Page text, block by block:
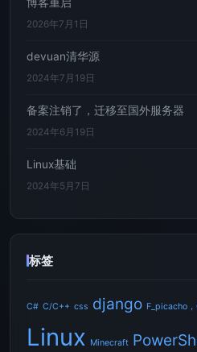
2026年7月1日
devuan清华源
2024年7月19日
备案注销了，迁移至国外服务器
2024年6月19日
Linux基础
2024年5月7日
标签
C# C/C++ css django F_picacho
Linux Minecraft